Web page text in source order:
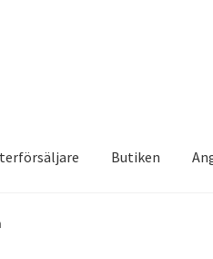
Butiken